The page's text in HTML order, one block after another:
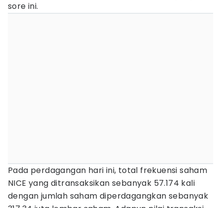
sore ini.
Pada perdagangan hari ini, total frekuensi saham
NICE yang ditransaksikan sebanyak 57.174 kali
dengan jumlah saham diperdagangkan sebanyak